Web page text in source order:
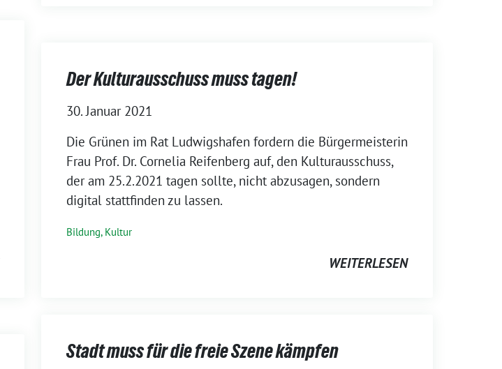
Der Kulturausschuss muss tagen!
30. Januar 2021
Die Grünen im Rat Ludwigshafen fordern die Bürgermeisterin
Frau Prof. Dr. Cornelia Reifenberg auf, den Kulturausschuss,
der am 25.2.2021 tagen sollte, nicht abzusagen, sondern
digital stattfinden zu lassen.
Bildung, Kultur
WEITERLESEN
Stadt muss für die freie Szene kämpfen